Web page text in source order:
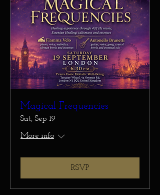
Magical Frequencies
Sat, Sep 19
More info
RSVP